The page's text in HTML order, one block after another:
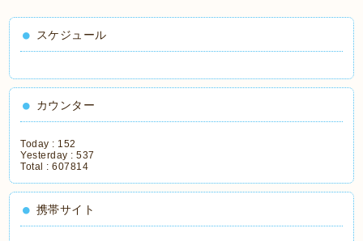
スケジュール
カウンター
Today : 152
Yesterday :537
Total :607814
携帯サイト